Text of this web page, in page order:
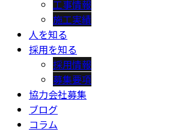
工事情報
施工実績
人を知る
採用を知る
採用情報
募集要項
協力会社募集
ブログ
コラム